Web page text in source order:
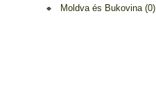
Moldva és Bukovina (0)